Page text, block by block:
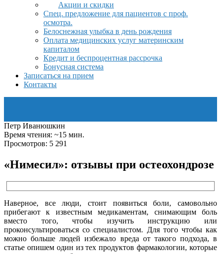
Акции и скидки
Спец. предложение для пациентов с проф.
осмотра.
Белоснежная улыбка в день рождения
Оплата медицинских услуг материнским
капиталом
Кредит и беспроцентная рассрочка
Бонусная система
Записаться на прием
Контакты
Петр Иванюшкин
Время чтения: ~15 мин.
Просмотров: 5 291
«Нимесил»: отзывы при остеохондрозе
Наверное, все люди, стоит появиться боли, самовольно
прибегают к известным медикаментам, снимающим боль
вместо того, чтобы изучить инструкцию или
проконсультироваться со специалистом. Для того чтобы как
можно больше людей избежало вреда от такого подхода, в
статье опишем один из тех продуктов фармакологии, которые